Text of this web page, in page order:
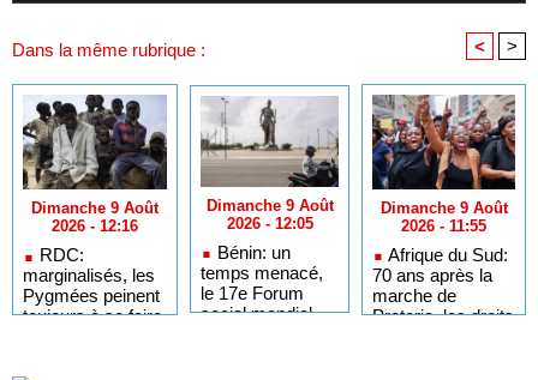
Dans la même rubrique : < >
Dimanche 9 Août
2026 - 12:16
RDC:
marginalisés, les
Pygmées peinent
toujours à se faire
Dimanche 9 Août
2026 - 12:05
Bénin: un
temps menacé,
le 17e Forum
social mondial
Dimanche 9 Août
2026 - 11:55
Afrique du Sud:
70 ans après la
marche de
Pretoria, les droits